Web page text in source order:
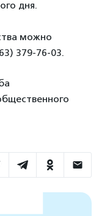
дня.
можно
379-76-03.